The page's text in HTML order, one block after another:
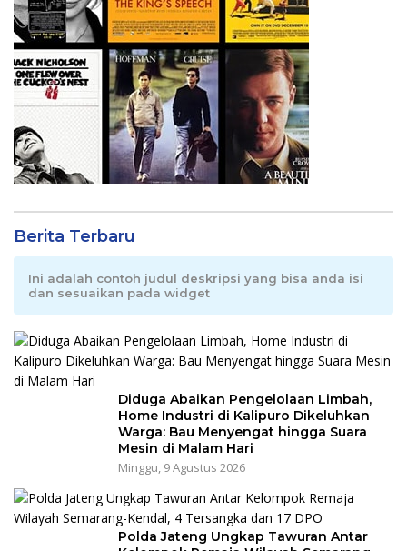
Berita Terbaru
Ini adalah contoh judul deskripsi yang bisa anda isi
dan sesuaikan pada widget
Diduga Abaikan Pengelolaan Limbah,
Home Industri di Kalipuro Dikeluhkan
Warga: Bau Menyengat hingga Suara
Mesin di Malam Hari
Minggu, 9 Agustus 2026
Polda Jateng Ungkap Tawuran Antar